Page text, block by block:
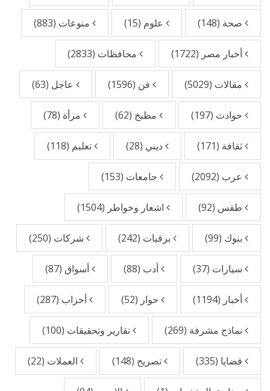
صحة (148) علوم (15) منوعات (883)
أخبار مصر (1722) محافظات (2833)
مقالات (5029) فن (1596) عاجل (63)
حوادث (197) مطبخ (62) مرأة (78)
ثقافة (171) ديني (28) تعليم (118)
عرب (2092) جامعات (153)
طقس (92) اشعار وخواطر (1504)
بنوك (99) برقيات (242) شركات (250)
سيارات (37) أدب (88) أسواق (87)
أخبار (1194) حوار (52) أحزاب (287)
نماذج مشرفة (269) تقارير وتحقيقات (100)
قضايا (335) تصريح (148) العملات (22)